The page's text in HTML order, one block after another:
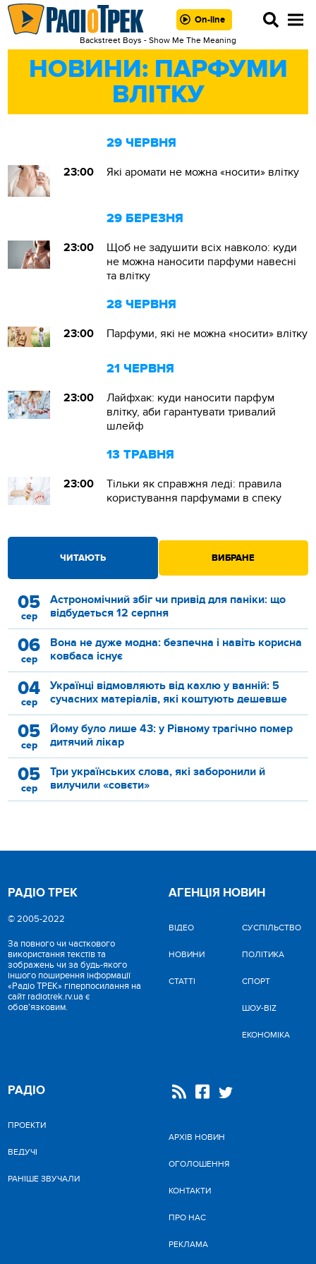
On-line
Backstreet Boys - Show Me The Meaning
НОВИНИ: ПАРФУМИ
ВЛІТКУ
29 ЧЕРВНЯ
23:00 Які аромати не можна «носити» влітку
29 БЕРЕЗНЯ
23:00
Щоб не задушити всіх навколо: куди
не можна наносити парфуми навесні
та влітку
28 ЧЕРВНЯ
23:00 Парфуми, які не можна «носити» влітку
21 ЧЕРВНЯ
23:00
Лайфхак: куди наносити парфум
влітку, аби гарантувати тривалий
шлейф
13 ТРАВНЯ
23:00
Тільки як справжня леді: правила
користування парфумами в спеку
ЧИТАЮТЬ ВИБРАНЕ
05
сер
Астрономічний збіг чи привід для паніки: що
відбудеться 12 серпня
06
сер
Вона не дуже модна: безпечна і навіть корисна
ковбаса існує
04
сер
Українці відмовляють від кахлю у ванній: 5
сучасних матеріалів, які коштують дешевше
05
сер
Йому було лише 43: у Рівному трагічно помер
дитячий лікар
05
сер
Три українських слова, які заборонили й
вилучили «совєти»
РАДІО ТРЕК
© 2005-2022
За повного чи часткового
використання текстів та
зображень чи за будь-якого
іншого поширення інформації
«Радіо ТРЕК» гіперпосилання на
сайт radiotrek.rv.ua є
обов'язковим.
АГЕНЦІЯ НОВИН
ВІДЕО
НОВИНИ
СТАТТІ
CУСПІЛЬСТВО
ПОЛІТИКА
СПОРТ
ШОУ-BIZ
ЕКОНОМІКА
РАДІО
ПРОЕКТИ
ВЕДУЧІ
РАНІШЕ ЗВУЧАЛИ
АРХІВ НОВИН
ОГОЛОШЕННЯ
КОНТАКТИ
ПРО НАС
РЕКЛАМА